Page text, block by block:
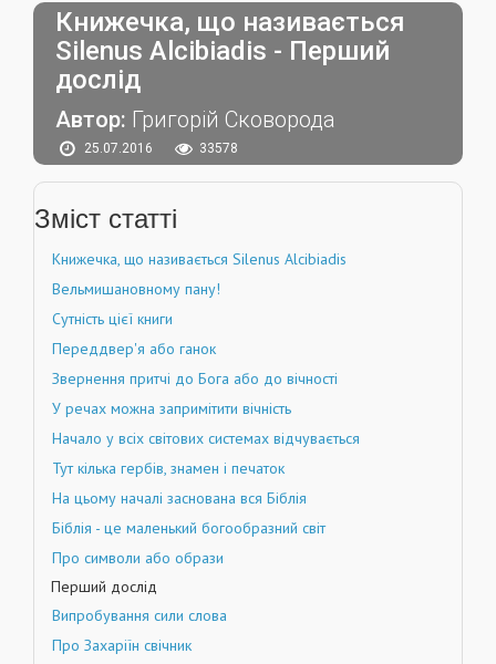
Книжечка, що називається
Silenus Alcibiadis - Перший
дослід
Автор: Григорій Сковорода
25.07.2016 33578
Зміст статті
Книжечка, що називається Silenus Alcibiadis
Вельмишановному пану!
Сутність цієї книги
Переддвер'я або ганок
Звернення притчі до Бога або до вічності
У речах можна запримітити вічність
Начало у всіх світових системах відчувається
Тут кілька гербів, знамен і печаток
На цьому началі заснована вся Біблія
Біблія - це маленький богообразний світ
Про символи або образи
Перший дослід
Випробування сили слова
Про Захаріїн свічник